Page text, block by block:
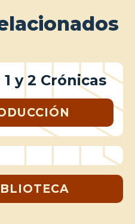
y 2 Crónicas